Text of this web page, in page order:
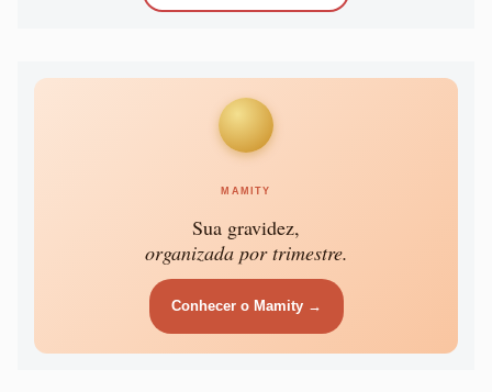
MAMITY
Sua gravidez,
organizada por trimestre.
Conhecer o Mamity →